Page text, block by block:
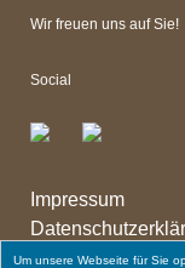
Um unsere Webseite für Sie
Wir freuen uns auf Sie!
Social
Impressum
Kontakt